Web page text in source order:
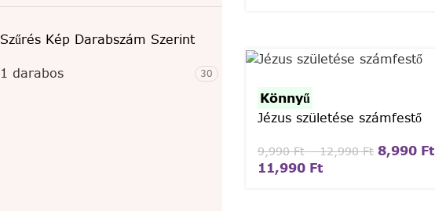
Szűrés Kép Darabszám Szerint
1 darabos
30
Könnyű
Jézus születése számfestő
9,990Ft – 12,990Ft 8,990 Ft
11,990 Ft